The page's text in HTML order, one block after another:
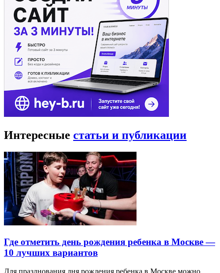
Интересные статьи и публикации
Где отметить день рождения ребенка в Москве —
10 лучших вариантов